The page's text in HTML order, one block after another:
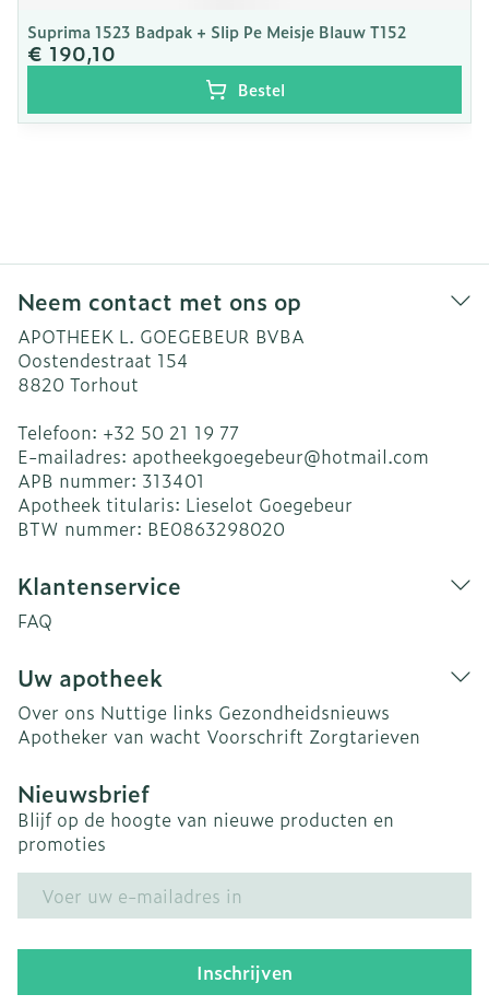
Suprima 1523 Badpak + Slip Pe Meisje Blauw T152
€ 190,10
Bestel
Neem contact met ons op
APOTHEEK L. GOEGEBEUR BVBA
Oostendestraat 154
8820 Torhout
Telefoon: +32 50 21 19 77
E-mailadres: apotheekgoegebeur@hotmail.com
APB nummer: 313401
Apotheek titularis: Lieselot Goegebeur
BTW nummer: BE0863298020
Klantenservice
FAQ
Uw apotheek
Over ons Nuttige links Gezondheidsnieuws
Apotheker van wacht Voorschrift Zorgtarieven
Nieuwsbrief
Blijf op de hoogte van nieuwe producten en
promoties
Inschrijven